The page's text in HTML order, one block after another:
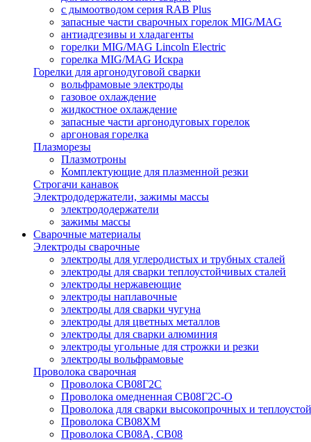
с дымоотводом серия RAB Plus
запасные части сварочных горелок MIG/MAG
антиадгезивы и хладагенты
горелки MIG/MAG Lincoln Electric
горелка MIG/MAG Искра
Горелки для аргонодуговой сварки
вольфрамовые электроды
газовое охлаждение
жидкостное охлаждение
запасные части аргонодуговых горелок
аргоновая горелка
Плазморезы
Плазмотроны
Комплектующие для плазменной резки
Строгачи канавок
Электрододержатели, зажимы массы
электрододержатели
зажимы массы
Сварочные материалы
Электроды сварочные
электроды для углеродистых и трубных сталей
электроды для сварки теплоустойчивых сталей
электроды нержавеющие
электроды наплавочные
электроды для сварки чугуна
электроды для цветных металлов
электроды для сварки алюминия
электроды угольные для строжки и резки
электроды вольфрамовые
Проволока сварочная
Проволока СВ08Г2С
Проволока омедненная СВ08Г2С-О
Проволока для сварки высокопрочных и
Проволока СВ08ХМ
Проволока СВ08А, СВ08